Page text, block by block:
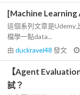
[Machine Learning
這個系列文章是Udemy
檔學一點data...
由 duckravel48 發文
【Agent
試？